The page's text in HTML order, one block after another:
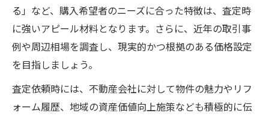
る」など、購入希望者のニーズに合った特徴は、査定時
に強いアピール材料となります。さらに、近年の取引事
例や周辺相場を調査し、現実的かつ根拠のある価格設定
を目指しましょう。
査定依頼時には、不動産会社に対して物件の魅力やリフ
ォーム履歴、地域の資産価値向上施策なども積極的に伝